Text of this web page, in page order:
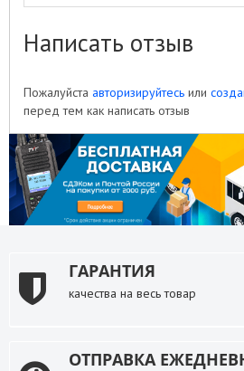
Написать отзыв
Пожалуйста авторизируйтесь или
перед тем как написать отзыв
ГАРАНТИЯ
качества на весь товар
ОТПРАВКА